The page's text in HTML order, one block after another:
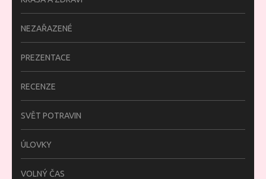
NEZAŘAZENÉ
PREZENTACE
RECENZE
SVĚT POTRAVIN
ÚLOVKY
VOLNÝ ČAS